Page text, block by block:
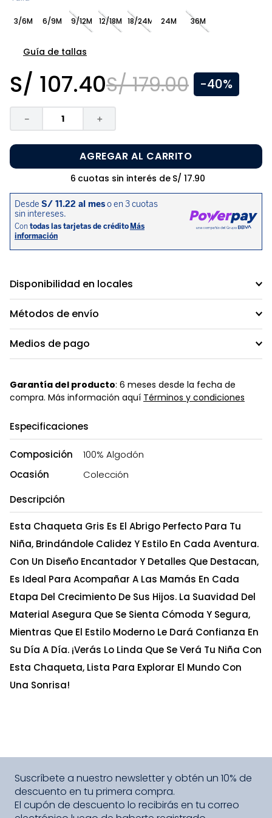
3/6M 6/9M 9/12M 12/18M 18/24M 24M 36M
Guía de tallas
S/ 107.40S/ 179.00 -40%
＋
－
AGREGAR AL CARRITO
6 cuotas sin interés de S/ 17.90
Disponibilidad en locales
Métodos de envío
Medios de pago
Garantía del producto: 6 meses desde la fecha de
compra. Más información aquí Términos y condiciones
Especificaciones
Composición
100% Algodón
Ocasión
Colección
Descripción
Esta Chaqueta Gris Es El Abrigo Perfecto Para Tu
Niña, Brindándole Calidez Y Estilo En Cada Aventura.
Con Un Diseño Encantador Y Detalles Que Destacan,
Es Ideal Para Acompañar A Las Mamás En Cada
Etapa Del Crecimiento De Sus Hijos. La Suavidad Del
Material Asegura Que Se Sienta Cómoda Y Segura,
Mientras Que El Estilo Moderno Le Dará Confianza En
Su Día A Día. ¡Verás Lo Linda Que Se Verá Tu Niña Con
Esta Chaqueta, Lista Para Explorar El Mundo Con
Una Sonrisa!
Suscríbete a nuestro newsletter y obtén un 10% de
descuento en tu primera compra.
El cupón de descuento lo recibirás en tu correo
.
zapatos niña
disney